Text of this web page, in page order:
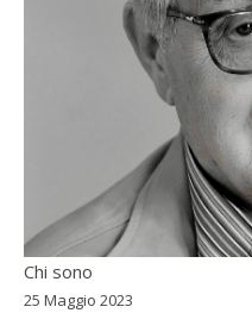
Chi sono
25 Maggio 2023